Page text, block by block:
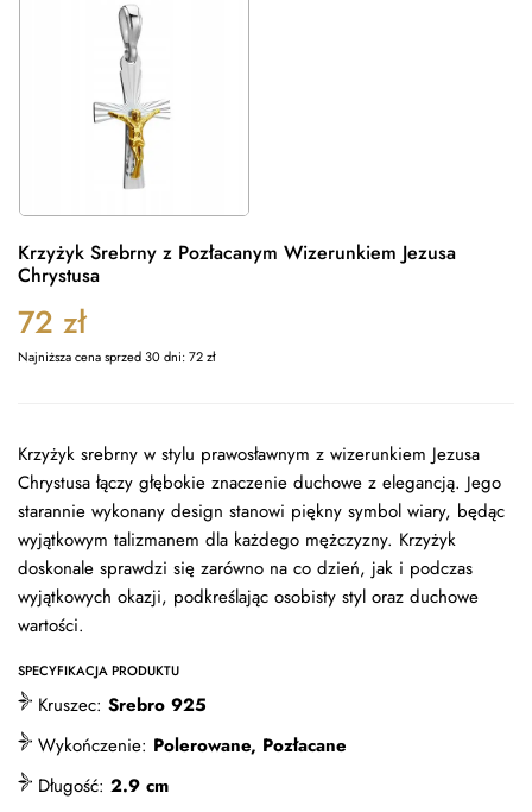
Krzyżyk Srebrny z Pozłacanym Wizerunkiem Jezusa
Chrystusa
72 zł
Najniższa cena sprzed 30 dni:72zł
Krzyżyk srebrny w stylu prawosławnym z wizerunkiem Jezusa
Chrystusa łączy głębokie znaczenie duchowe z elegancją. Jego
starannie wykonany design stanowi piękny symbol wiary, będąc
wyjątkowym talizmanem dla każdego mężczyzny. Krzyżyk
doskonale sprawdzi się zarówno na co dzień, jak i podczas
wyjątkowych okazji, podkreślając osobisty styl oraz duchowe
wartości.
SPECYFIKACJA PRODUKTU
Kruszec: Srebro 925
Wykończenie: Polerowane, Pozłacane
Długość: 2.9 cm